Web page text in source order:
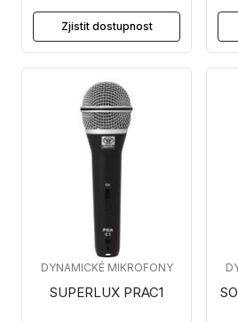
Zjistit dostupnost
SUPERLUX PRAC1
DYNAMICKÉ MIKROFONY